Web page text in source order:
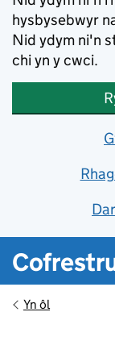
hysbysebwyr
Nid ydym ni'n
chi yn y cwci.
Yn ôl